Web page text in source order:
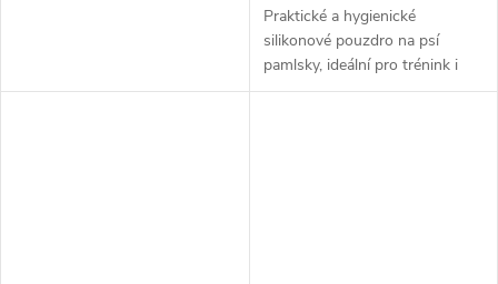
Praktické a hygienické
silikonové pouzdro na psí
pamlsky, ideální pro trénink i
procházky. Snadno...